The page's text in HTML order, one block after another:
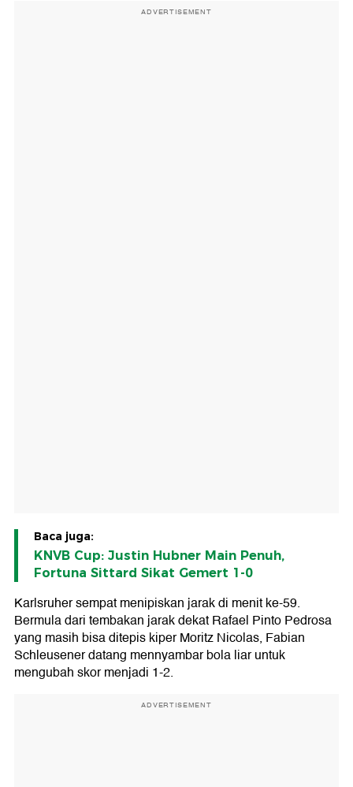
ADVERTISEMENT
Baca juga:
KNVB Cup: Justin Hubner Main Penuh,
Fortuna Sittard Sikat Gemert 1-0
Karlsruher sempat menipiskan jarak di menit ke-59.
Bermula dari tembakan jarak dekat Rafael Pinto Pedrosa
yang masih bisa ditepis kiper Moritz Nicolas, Fabian
Schleusener datang mennyambar bola liar untuk
mengubah skor menjadi 1-2.
ADVERTISEMENT